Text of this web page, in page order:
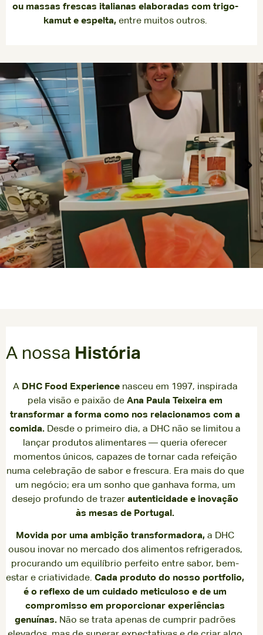
ou massas frescas italianas elaboradas com trigo-
kamut e espelta,entre muitos outros.
A nossa História
A DHC Food Experiencenasceu em 1997, inspirada
pela visão e paixão deAna Paula Teixeira em
transformar a forma como nos relacionamos com a
comida. Desde o primeiro dia, a DHC não se limitou a
lançar produtos alimentares — queria oferecer
momentos únicos, capazes de tornar cada refeição
numa celebração de sabor e frescura. Era mais do que
um negócio; era um sonho que ganhava forma, um
desejo profundo de trazerautenticidade e inovação
às mesas de Portugal.
Movida por uma ambição transformadora, a DHC
ousou inovar no mercado dos alimentos refrigerados,
procurando um equilíbrio perfeito entre sabor, bem-
estar e criatividade.Cada produto do nosso portfolio,
é o reflexo de um cuidado meticuloso e de um
compromisso em proporcionar experiências
genuínas. Não se trata apenas de cumprir padrões